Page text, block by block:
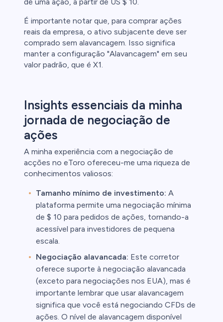
É importante notar que, para comprar ações
reais da empresa, o ativo subjacente deve ser
comprado sem alavancagem. Isso significa
manter a configuração "Alavancagem" em seu
valor padrão, que é X1.
Insights essenciais da minha
jornada de negociação de
ações
A minha experiência com a negociação de
acções no eToro ofereceu-me uma riqueza de
conhecimentos valiosos:
Tamanho mínimo de investimento: A
plataforma permite uma negociação mínima
de $ 10 para pedidos de ações, tornando-a
acessível para investidores de pequena
escala.
Negociação alavancada: Este corretor
oferece suporte à negociação alavancada
(exceto para negociações nos EUA), mas é
importante lembrar que usar alavancagem
significa que você está negociando CFDs de
ações. O nível de alavancagem disponível